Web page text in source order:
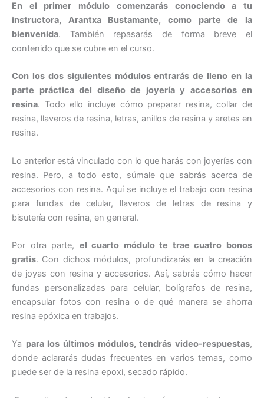
En el primer módulo comenzarás conociendo a tu
instructora, Arantxa Bustamante, como parte de la
bienvenida. También repasarás de forma breve el
contenido que se cubre en el curso.
Con los dos siguientes módulos entrarás de lleno en la
parte práctica del diseño de joyería y accesorios en
resina. Todo ello incluye cómo preparar resina, collar de
resina, llaveros de resina, letras, anillos de resina y aretes en
resina.
Lo anterior está vinculado con lo que harás con joyerías con
resina. Pero, a todo esto, súmale que sabrás acerca de
accesorios con resina. Aquí se incluye el trabajo con resina
para fundas de celular, llaveros de letras de resina y
bisutería con resina, en general.
Por otra parte, el cuarto módulo te trae cuatro bonos
gratis. Con dichos módulos, profundizarás en la creación
de joyas con resina y accesorios. Así, sabrás cómo hacer
fundas personalizadas para celular, bolígrafos de resina,
encapsular fotos con resina o de qué manera se ahorra
resina epóxica en trabajos.
Ya para los últimos módulos, tendrás video-respuestas,
donde aclararás dudas frecuentes en varios temas, como
puede ser de la resina epoxi, secado rápido.